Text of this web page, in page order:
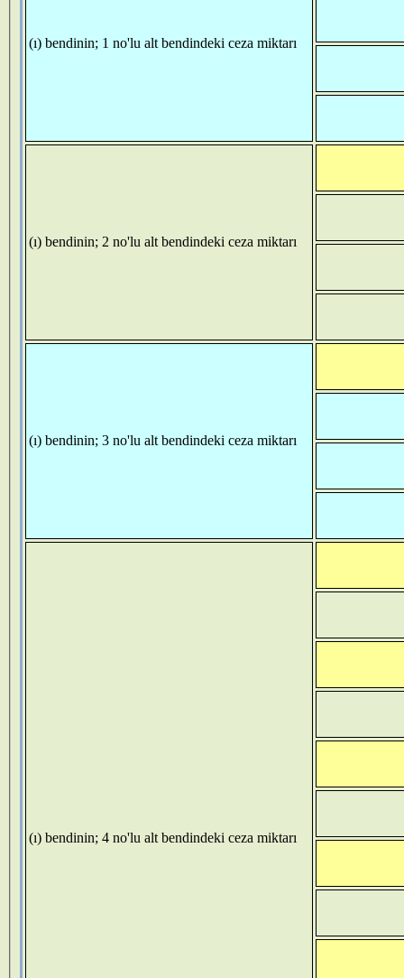
(ı) bendinin; 1 no'lu alt bendindeki ceza miktarı
(ı) bendinin; 2 no'lu alt bendindeki ceza miktarı
(ı) bendinin; 3 no'lu alt bendindeki ceza miktarı
(ı) bendinin; 4 no'lu alt bendindeki ceza miktarı